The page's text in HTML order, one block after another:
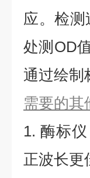
应。检
处测OD
通过绘制
需要的其
1. 酶标
正波长更